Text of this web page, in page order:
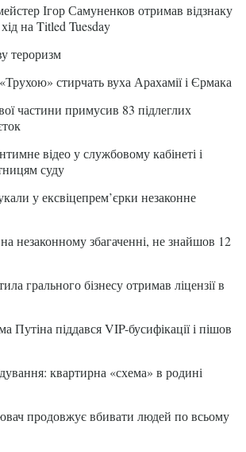
Ігор Самуненков отримав відзнаку
на Titled Tuesday
тероризм
стирчать вуха Арахамії і Єрмака
частини примусив 83 підлеглих
відео у службовому кабінеті і
суду
у ексвіцепрем’єрки незаконне
незаконному збагаченні, не знайшов 12
грального бізнесу отримав ліцензії в
Путіна піддався VIP-бусифікації і пішов
квартирна «схема» в родині
продовжує вбивати людей по всьому